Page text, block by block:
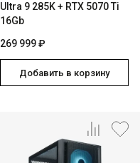
Ultra 9 285K + RTX 5070 Ti
16Gb
269 999 ₽
Добавить в корзину